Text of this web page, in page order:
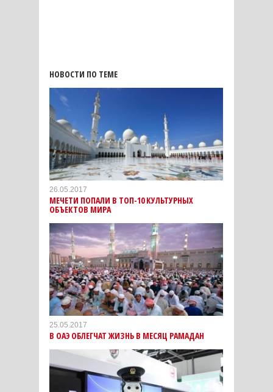
НОВОСТИ ПО ТЕМЕ
26.05.2017
МЕЧЕТИ ПОПАЛИ В ТОП-10 КУЛЬТУРНЫХ
ОБЪЕКТОВ МИРА
25.05.2017
В ОАЭ ОБЛЕГЧАТ ЖИЗНЬ В МЕСЯЦ РАМАДАН